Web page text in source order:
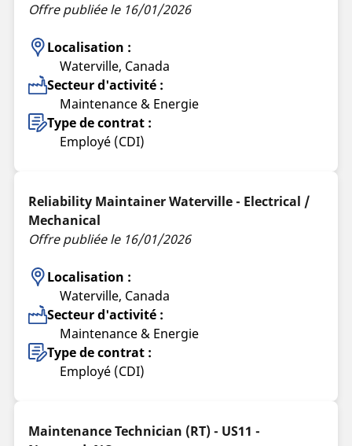
Offre publiée le 16/01/2026
Localisation :
Waterville, Canada
Secteur d'activité :
Maintenance & Energie
Type de contrat :
Employé (CDI)
Reliability Maintainer Waterville - Electrical /
Mechanical
Offre publiée le 16/01/2026
Localisation :
Waterville, Canada
Secteur d'activité :
Maintenance & Energie
Type de contrat :
Employé (CDI)
Maintenance Technician (RT) - US11 -